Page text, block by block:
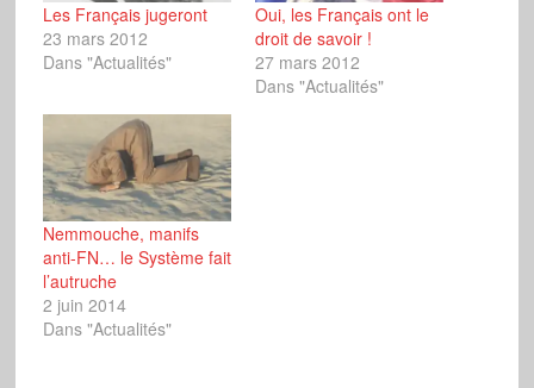
Les Français jugeront
23 mars 2012
Dans "Actualités"
Oui, les Français ont le
droit de savoir !
27 mars 2012
Dans "Actualités"
Nemmouche, manifs
anti-FN… le Système fait
l’autruche
2 juin 2014
Dans "Actualités"